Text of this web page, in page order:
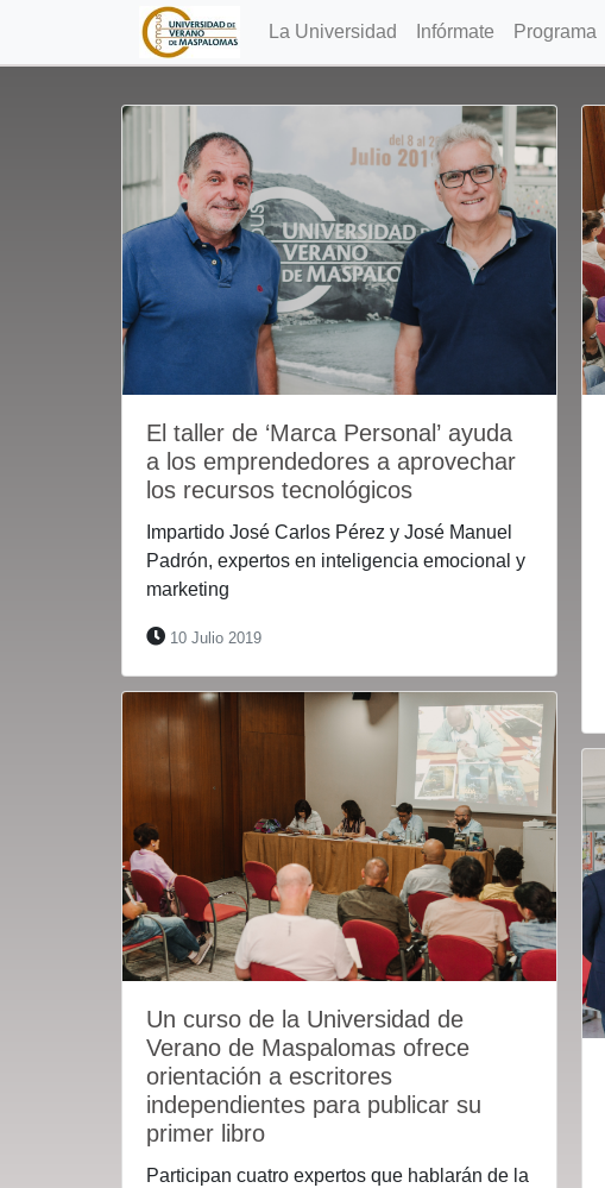
La Universidad Infórmate Programa
El taller de ‘Marca Personal’ ayuda
a los emprendedores a aprovechar
los recursos tecnológicos
Impartido José Carlos Pérez y José Manuel
Padrón, expertos en inteligencia emocional y
marketing
10 Julio 2019
Un curso de la Universidad de
Verano de Maspalomas ofrece
orientación a escritores
independientes para publicar su
primer libro
Participan cuatro expertos que hablarán de la